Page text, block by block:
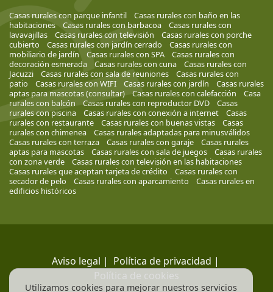
Casas rurales con parque infantil
Casas rurales con baño en las
habitaciones
Casas rurales con barbacoa
Casas rurales con
lavavajillas
Casas rurales con televisión
Casas rurales con porche
cubierto
Casas rurales con jardín cerrado
Casas rurales con
mobiliario de jardín
Casas rurales con SPA
Casas rurales con
decoración esmerada
Casas rurales con cuna
Casas rurales con
Jacuzzi
Casas rurales con sala de reuniones
Casas rurales con
patio
Casas rurales con WIFI Casas rurales con jardín
Casas rurales
aptas para mascotas (consultar)
Casas rurales con calefacción
Casa
rurales con balcón
Casas rurales con reproductor DVD
Casas
rurales con piscina
Casas rurales con conexión a internet
Casas
rurales con restaurante
Casas rurales con buenas vistas
Casas
rurales con chimenea
Casas rurales adaptadas para minusválidos
Casas rurales con terraza
Casas rurales con garaje
Casas rurales
aptas para mascotas
Casas rurales con sala de juegos
Casas rurales
con zona verde
Casas rurales con televisión en las habitaciones
Casas rurales que aceptan tarjeta de crédito
Casas rurales con
secador de pelo
Casas rurales con aparcamiento
Casas rurales en
edificios históricos
Aviso legal | Política de privacidad |
Política de cookies
Utilizamos cookies para mejorar nuestros servicios